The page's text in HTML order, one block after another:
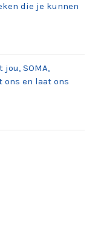
die je kunnen
jou, SOMA,
en laat ons